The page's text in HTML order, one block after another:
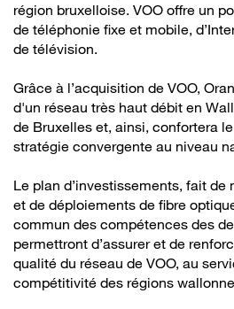
région bruxelloise. VOO offre un
de téléphonie fixe et mobile,
de télévision.
Grâce à l’acquisition de VOO,
d'un réseau très haut débit en
de Bruxelles et, ainsi, confortera
stratégie convergente au niveau
Le plan d’investissements, fait
et de déploiements de fibre
commun des compétences des
permettront d’assurer et de
qualité du réseau de VOO, au
compétitivité des régions